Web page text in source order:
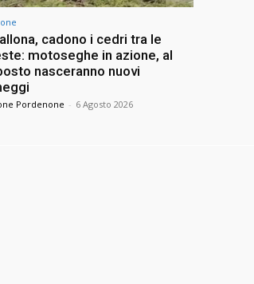
cadono i cedri tra le
motoseghe in azione, al
nasceranno nuovi
Pordenone - 6 Agosto 2026